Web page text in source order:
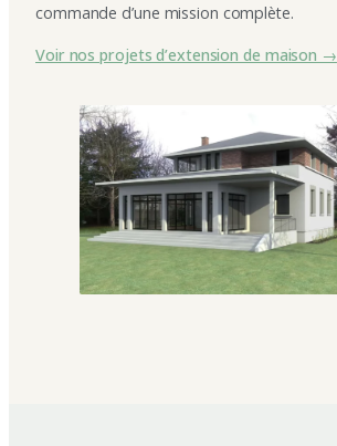
commande d’une mission complète.
Voir nos projets d’extension de maison →